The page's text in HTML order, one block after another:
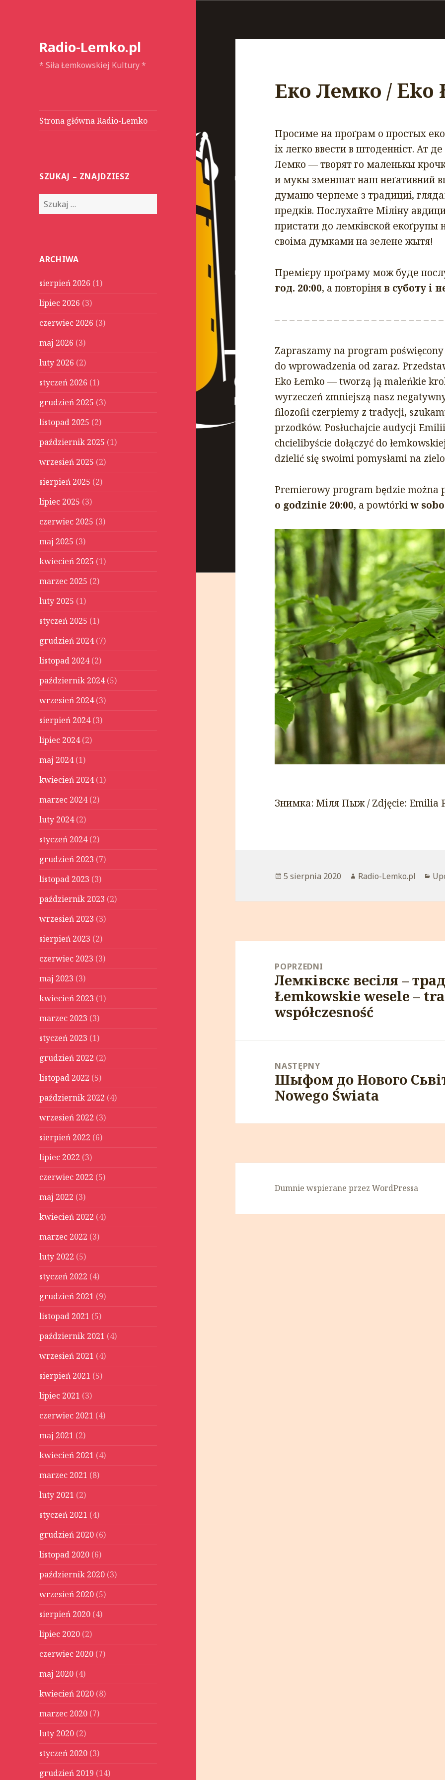
Radio-Lemko.pl
* Siła Łemkowskiej Kultury *
Strona główna Radio-Lemko
SZUKAJ – ZNAJDZIESZ
S
z
j
ARCHIWA
sierpień 2026 (1)
lipiec 2026 (3)
czerwiec 2026 (3)
maj 2026 (3)
luty 2026 (2)
styczeń 2026 (1)
grudzień 2025 (3)
listopad 2025 (2)
październik 2025 (1)
wrzesień 2025 (2)
sierpień 2025 (2)
lipiec 2025 (3)
czerwiec 2025 (3)
maj 2025 (3)
kwiecień 2025 (1)
marzec 2025 (2)
luty 2025 (1)
styczeń 2025 (1)
grudzień 2024(7)
listopad 2024(2)
październik 2024(5)
wrzesień 2024(3)
sierpień 2024(3)
lipiec 2024(2)
maj 2024(1)
kwiecień 2024(1)
marzec 2024(2)
luty 2024(2)
styczeń 2024(2)
grudzień 2023 (7)
listopad 2023 (3)
październik 2023 (2)
wrzesień 2023 (3)
sierpień 2023 (2)
czerwiec 2023 (3)
maj 2023 (3)
kwiecień 2023 (1)
marzec 2023 (3)
styczeń 2023 (1)
grudzień 2022 (2)
listopad 2022 (5)
październik 2022 (4)
wrzesień 2022 (3)
sierpień 2022 (6)
lipiec 2022 (3)
czerwiec 2022 (5)
maj 2022 (3)
kwiecień 2022 (4)
marzec 2022 (3)
luty 2022 (5)
styczeń 2022 (4)
grudzień 2021 (9)
listopad 2021 (5)
październik 2021 (4)
wrzesień 2021 (4)
sierpień 2021 (5)
lipiec 2021 (3)
czerwiec 2021 (4)
maj 2021 (2)
kwiecień 2021 (4)
marzec 2021 (8)
luty 2021 (2)
styczeń 2021 (4)
grudzień 2020 (6)
listopad 2020 (6)
październik 2020 (3)
wrzesień 2020 (5)
sierpień 2020 (4)
lipiec 2020 (2)
czerwiec 2020 (7)
maj 2020 (4)
kwiecień 2020 (8)
marzec 2020 (7)
luty 2020 (2)
styczeń 2020 (3)
grudzień 2019 (14)
Еко Лемко / Eko
Просиме на проґрам о простых
іх легко ввести в штоденніст. Ат
Лемко — творят го маленькы
и мукы зменшат наш неґативний
думаню черпеме з традициі,
предків. Послухайте Міліну
пристати до лемківской екоґрупы
своіма думками на зелене жытя!
Премієру проґраму мож буде
год. 20:00, а повторіняв суботу і
– – – – – – – – – – – – – – – – – – – – – –
Zapraszamy na program
do wprowadzenia od zaraz.
Eko Łemko — tworzą ją maleńkie
wyrzeczeń zmniejszą nasz
filozofii czerpiemy z tradycji,
przodków. Posłuchajcie audycji
chcielibyście dołączyć do
dzielić się swoimi pomysłami na
Premierowy program będzie można
o godzinie 20:00, a powtórkiw
Знимка: Міля Пыж / Zdjęcie: Emilia
Opublikowano
5 sierpnia 2020 Autor
Radio-Lemko.pl
POPRZEDNI
Poprzedni
wpis:
Лемківскє весіля –
Łemkowskie wesele –
współczesność
NASTĘPNY
Następny
wpis:
Шыфом до Нового
Nowego Świata
Dumnie wspierane przez WordPressa